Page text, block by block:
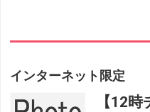
インターネット限定
【12